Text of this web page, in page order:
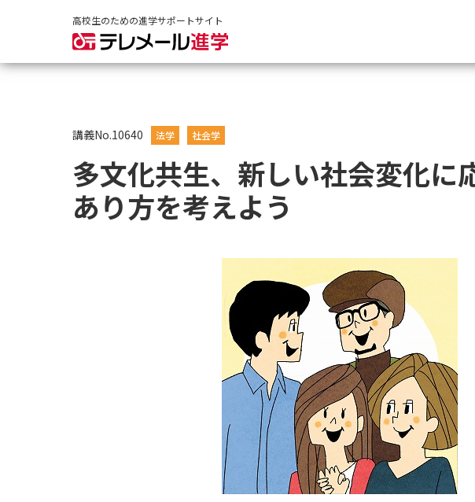
高校生のための進学サポートサイト
講義No.10640 法学 社会学
多文化共生、新しい社会変化に
あり方を考えよう